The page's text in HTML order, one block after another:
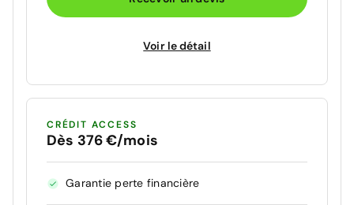
Voir le détail
CRÉDIT ACCESS
Dès 376 €/mois
Garantie perte financière